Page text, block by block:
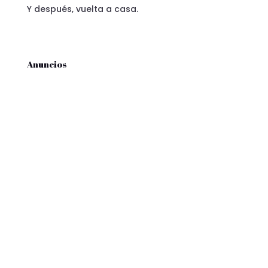
Y después, vuelta a casa.
Anuncios